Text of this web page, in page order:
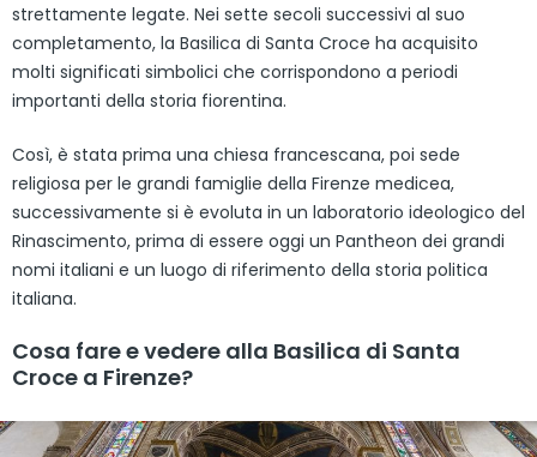
strettamente legate. Nei sette secoli successivi al suo
completamento, la Basilica di Santa Croce ha acquisito
molti significati simbolici che corrispondono a periodi
importanti della storia fiorentina.
Così, è stata prima una chiesa francescana, poi sede
religiosa per le grandi famiglie della Firenze medicea,
successivamente si è evoluta in un laboratorio ideologico del
Rinascimento, prima di essere oggi un Pantheon dei grandi
nomi italiani e un luogo di riferimento della storia politica
italiana.
Cosa fare e vedere alla Basilica di Santa
Croce a Firenze?